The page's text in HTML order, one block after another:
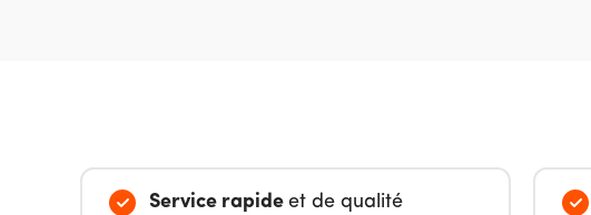
Service rapide et de qualité